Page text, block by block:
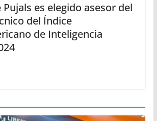
es elegido asesor del
del Índice
de Inteligencia